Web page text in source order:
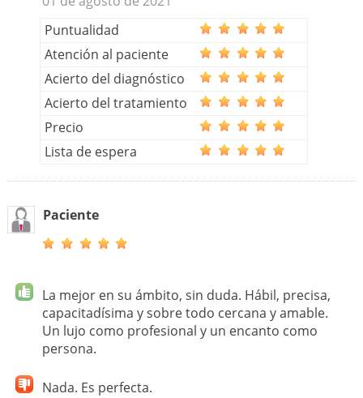
Puntualidad
Atención al paciente
Acierto del diagnóstico
Acierto del tratamiento
Precio
Lista de espera
Paciente
La mejor en su ámbito, sin duda. Hábil, precisa,
capacitadísima y sobre todo cercana y amable.
Un lujo como profesional y un encanto como
persona.
Nada. Es perfecta.